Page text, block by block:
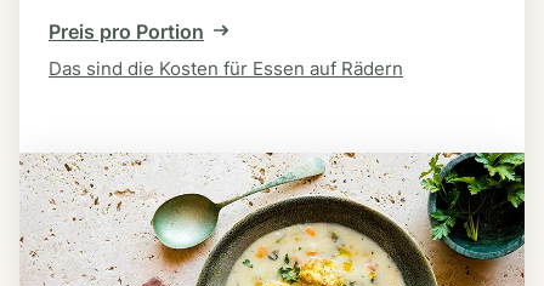
Preis pro Portion
Das sind die Kosten für Essen auf Rädern